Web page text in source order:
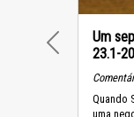
Um
23.1-
Quando
uma
PREVIOUS